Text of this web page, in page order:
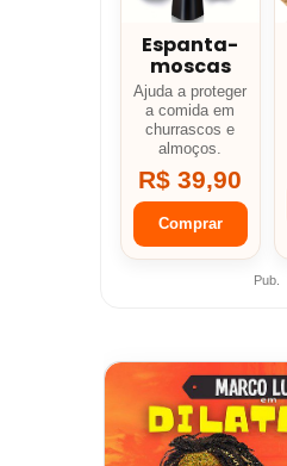
Espanta-
moscas
Ajuda a proteger
a comida em
churrascos e
almoços.
R$ 39,90
Comprar
Pub.